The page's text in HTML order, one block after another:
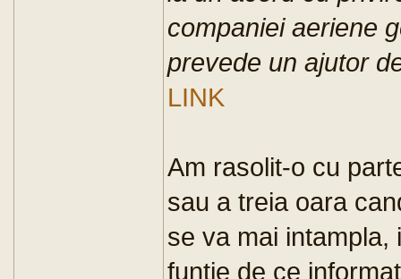
companiei aeriene
prevede un ajutor
LINK
Am rasolit-o cu
sau a treia oara
se va mai intampla,
funtie de ce